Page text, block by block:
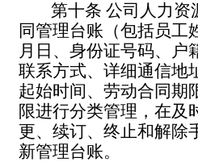
第十条 公司人力资
同管理台账（包括员工
月日、身份证号码、户
联系方式、详细通信地
起始时间、劳动合同期
限进行分类管理，在及
更、续订、终止和解除
新管理台账。